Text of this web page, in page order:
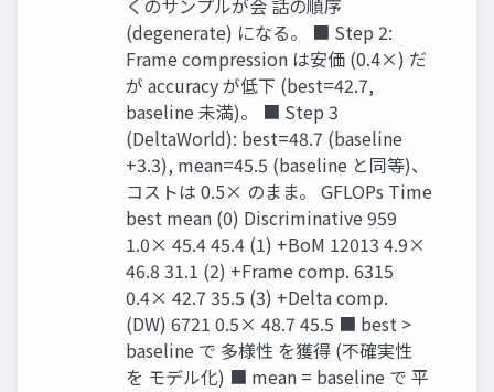
くのサンプルが会 話の順序
(degenerate) になる。 ■ Step 2:
Frame compression は安価 (0.4×) だ
が accuracy が低下 (best=42.7,
baseline 未満)。 ■ Step 3
(DeltaWorld): best=48.7 (baseline
+3.3), mean=45.5 (baseline と同等)、
コストは 0.5× のまま。 GFLOPs Time
best mean (0) Discriminative 959
1.0× 45.4 45.4 (1) +BoM 12013 4.9×
46.8 31.1 (2) +Frame comp. 6315
0.4× 42.7 35.5 (3) +Delta comp.
(DW) 6721 0.5× 48.7 45.5 ■ best >
baseline で 多様性 を獲得 (不確実性
を モデル化) ■ mean = baseline で 平